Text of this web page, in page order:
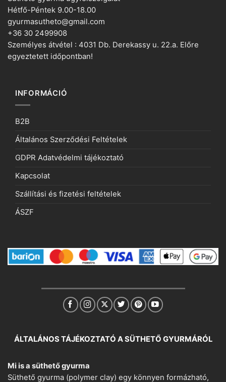
Hétfő-Péntek 9.00-18.00
gyurmasutheto@gmail.com
+36 30 2499908
Személyes átvétel : 4031 Db. Derekassy u. 22.a. Előre
egyeztetett időpontban!
INFORMÁCIÓ
B2B
Általános Szerződési Feltételek
GDPR Adatvédelmi tájékoztató
Kapcsolat
Szállítási és fizetési feltételek
ÁSZF
ÁLTALÁNOS TÁJÉKOZTATÓ A SÜTHETŐ GYURMÁRÓL
Mi is a süthető gyurma
Süthető gyurma (polymer clay) egy könnyen formázható,